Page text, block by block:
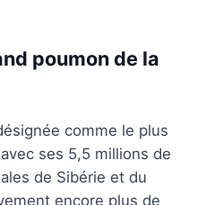
poumon de la
comme le plus
ses 5,5 millions de
de Sibérie et du
encore plus de